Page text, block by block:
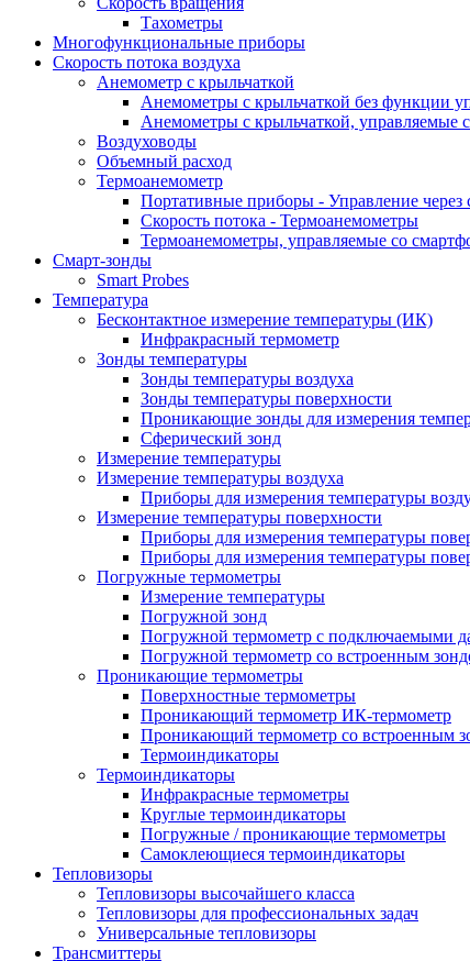
Тахометры
Многофункциональные приборы
Скорость потока воздуха
Анемометр с крыльчаткой
Анемометры с крыльчаткой без функции
Анемометры с крыльчаткой, управляемые
Воздуховоды
Объемный расход
Термоанемометр
Портативные приборы - Управление через
Скорость потока - Термоанемометры
Термоанемометры, управляемые со
Смарт-зонды
Smart Probes
Температура
Бесконтактное измерение температуры (ИК)
Инфракрасный термометр
Зонды температуры
Зонды температуры воздуха
Зонды температуры поверхности
Проникающие зонды для измерения
Сферический зонд
Измерение температуры
Измерение температуры воздуха
Приборы для измерения температуры
Измерение температуры поверхности
Приборы для измерения температуры
Приборы для измерения температуры
Погружные термометры
Измерение температуры
Погружной зонд
Погружной термометр с подключаемыми
Погружной термометр со встроенным
Проникающие термометры
Поверхностные термометры
Проникающий термометр ИК-термометр
Проникающий термометр со встроенным
Термоиндикаторы
Термоиндикаторы
Инфракрасные термометры
Круглые термоиндикаторы
Погружные / проникающие термометры
Самоклеющиеся термоиндикаторы
Тепловизоры
Тепловизоры высочайшего класса
Тепловизоры для профессиональных задач
Универсальные тепловизоры
Трансмиттеры